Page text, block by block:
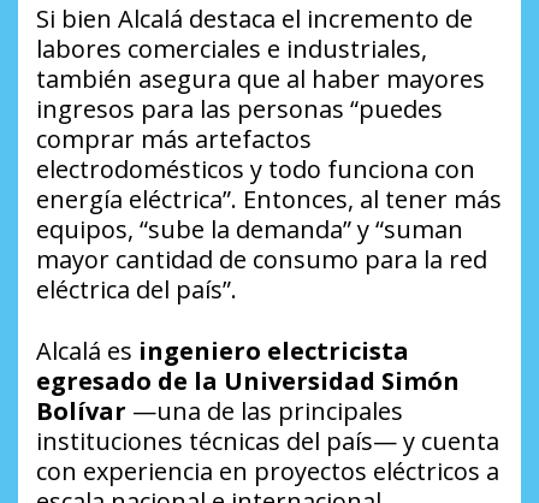
Si bien Alcalá destaca el incremento de
labores comerciales e industriales,
también asegura que al haber mayores
ingresos para las personas “puedes
comprar más artefactos
electrodomésticos y todo funciona con
energía eléctrica”. Entonces, al tener más
equipos, “sube la demanda” y “suman
mayor cantidad de consumo para la red
eléctrica del país”.
Alcalá es ingeniero electricista
egresado de la Universidad Simón
Bolívar —una de las principales
instituciones técnicas del país— y cuenta
con experiencia en proyectos eléctricos a